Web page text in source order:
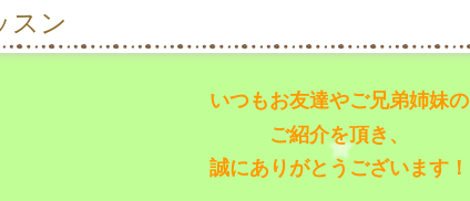
スン
いつもお友達やご兄弟姉妹の
ご紹介を頂き、
誠にありがとうございます！